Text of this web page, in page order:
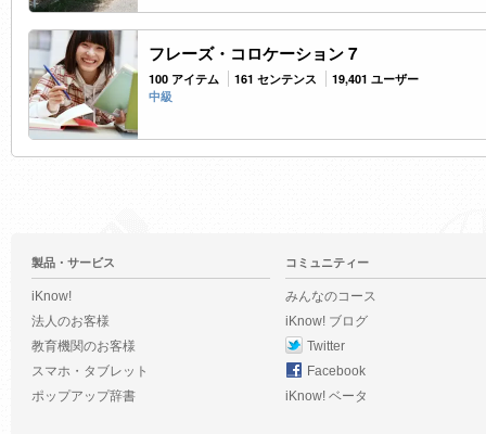
フレーズ・コロケーション 7
100 アイテム 161 センテンス
19,401 ユーザー
中級
製品・サービス
iKnow!
法人のお客様
教育機関のお客様
スマホ・タブレット
ポップアップ辞書
コミュニティー
みんなのコース
iKnow! ブログ
Twitter
Facebook
iKnow! ベータ